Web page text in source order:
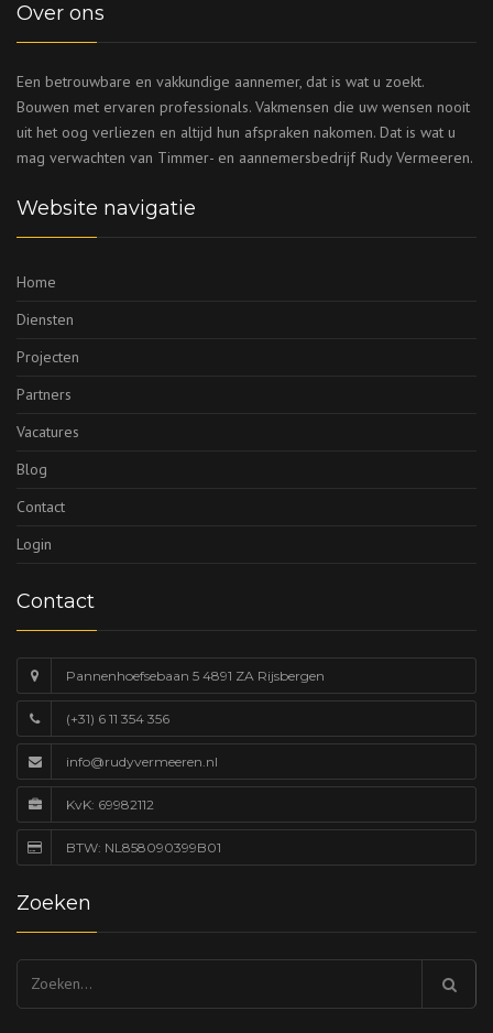
Over ons
Een betrouwbare en vakkundige aannemer, dat is wat u zoekt.
Bouwen met ervaren professionals. Vakmensen die uw wensen nooit
uit het oog verliezen en altijd hun afspraken nakomen. Dat is wat u
mag verwachten van Timmer- en aannemersbedrijf Rudy Vermeeren.
Website navigatie
Home
Diensten
Projecten
Partners
Vacatures
Blog
Contact
Login
Contact
Pannenhoefsebaan 5 4891 ZA Rijsbergen
(+31) 6 11 354 356
info@rudyvermeeren.nl
KvK: 69982112
BTW: NL858090399B01
Zoeken